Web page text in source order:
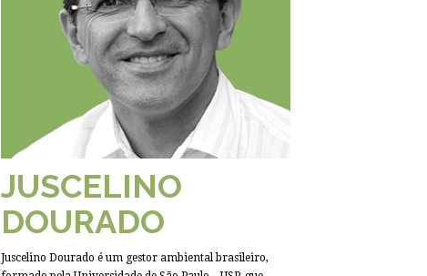
JUSCELINO
DOURADO
Juscelino Dourado é um gestor ambiental brasileiro,